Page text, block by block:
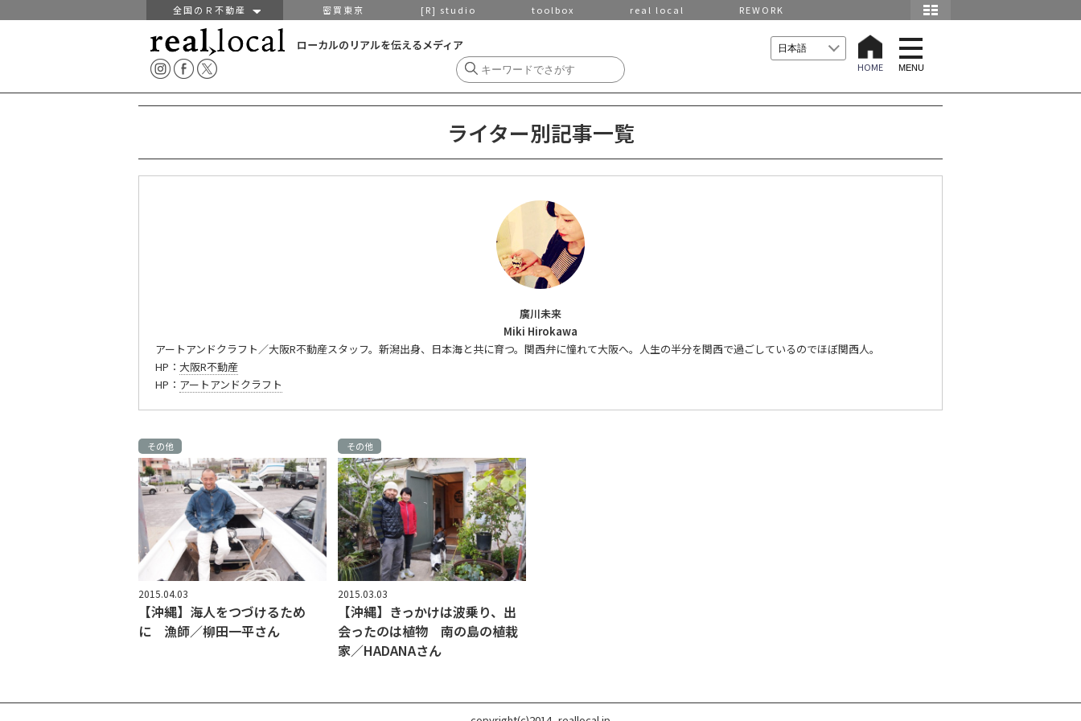
全国のＲ不動産 密買東京 [R] studio toolbox real local REWORK
ローカルのリアルを伝えるメディア
HOME
t
o
g
l
e
a
MENU
ライター別記事一覧
廣川未来
Miki Hirokawa
アートアンドクラフト／大阪R不動産スタッフ。新潟出身、日本海と共に育つ。関西弁に憧れて大阪へ。人生の半分を関西で過ごしているのでほぼ関西人。
HP： 大阪R不動産
HP： アートアンドクラフト
その他
2015.04.03
【沖縄】海人をつづけるため
に 漁師／柳田一平さん
その他
2015.03.03
【沖縄】きっかけは波乗り、出
会ったのは植物 南の島の植栽
家／HADANAさん